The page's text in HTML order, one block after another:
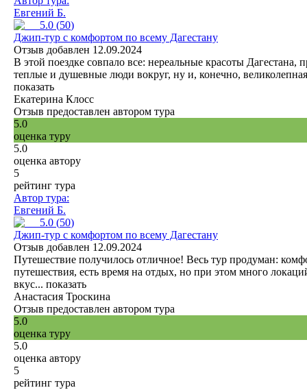
Евгений Б.
5.0 (50)
Джип-тур с комфортом по всему Дагестану
Отзыв добавлен 12.09.2024
В этой поездке совпало все: нереальные красоты Дагестана,
теплые и душевные люди вокруг, ну и, конечно,
показать
Екатерина Клосс
Отзыв предоставлен автором тура
5.0
оценка туру
5.0
оценка автору
5
рейтинг тура
Автор тура:
Евгений Б.
5.0 (50)
Джип-тур с комфортом по всему Дагестану
Отзыв добавлен 12.09.2024
Путешествие получилось отличное! Весь тур продуман:
путешествия, есть время на отдых, но при этом много
вкус... показать
Анастасия Троскина
Отзыв предоставлен автором тура
5.0
оценка туру
5.0
оценка автору
5
рейтинг тура